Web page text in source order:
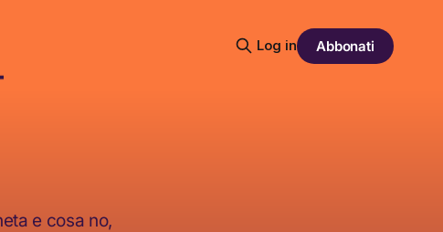
Log in Abbonati
e cosa no,